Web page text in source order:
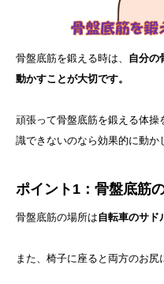
骨盤底筋を鍛える時は、 自分の
動かすことが大切です。
頑張って骨盤底筋を鍛える体
識できないのなら効果的に動か
ポイント1：骨盤底筋
骨盤底筋の場所は自転車のサド
また、椅子に座ると両方のお尻